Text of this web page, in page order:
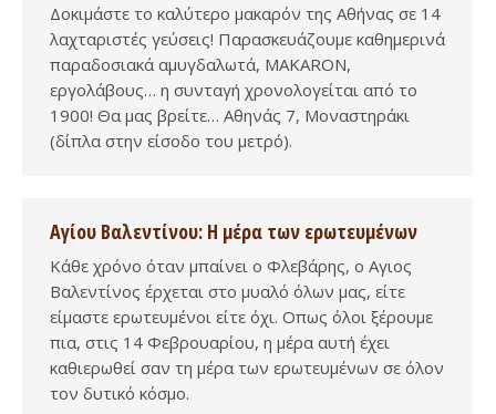
Δοκιμάστε το καλύτερο μακαρόν της Αθήνας σε 14
λαχταριστές γεύσεις! Παρασκευάζουμε καθημερινά
παραδοσιακά αμυγδαλωτά, MAKARON,
εργολάβους… η συνταγή χρονολογείται από το
1900! Θα μας βρείτε… Αθηνάς 7, Μοναστηράκι
(δίπλα στην είσοδο του μετρό).
Αγίου Βαλεντίνου: Η μέρα των ερωτευμένων
Κάθε χρόνο όταν μπαίνει ο Φλεβάρης, ο Αγιος
Βαλεντίνος έρχεται στο μυαλό όλων μας, είτε
είμαστε ερωτευμένοι είτε όχι. Οπως όλοι ξέρουμε
πια, στις 14 Φεβρουαρίου, η μέρα αυτή έχει
καθιερωθεί σαν τη μέρα των ερωτευμένων σε όλον
τον δυτικό κόσμο.